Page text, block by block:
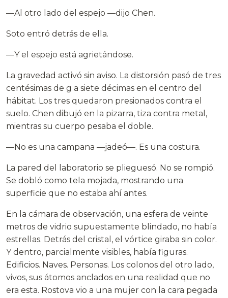
—Al otro lado del espejo —dijo Chen.
Soto entró detrás de ella.
—Y el espejo está agrietándose.
La gravedad activó sin aviso. La distorsión pasó de tres
centésimas de g a siete décimas en el centro del
hábitat. Los tres quedaron presionados contra el
suelo. Chen dibujó en la pizarra, tiza contra metal,
mientras su cuerpo pesaba el doble.
—No es una campana —jadeó—. Es una costura.
La pared del laboratorio se plieguesó. No se rompió.
Se dobló como tela mojada, mostrando una
superficie que no estaba ahí antes.
En la cámara de observación, una esfera de veinte
metros de vidrio supuestamente blindado, no había
estrellas. Detrás del cristal, el vórtice giraba sin color.
Y dentro, parcialmente visibles, había figuras.
Edificios. Naves. Personas. Los colonos del otro lado,
vivos, sus átomos anclados en una realidad que no
era esta. Rostova vio a una mujer con la cara pegada